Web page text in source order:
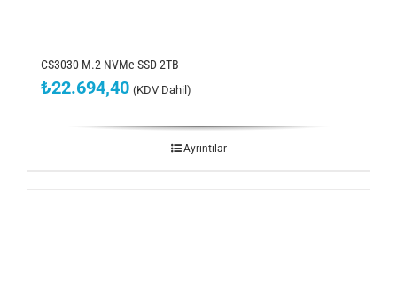
CS3030 M.2 NVMe SSD 2TB
₺22.694,40 (KDV Dahil)
Ayrıntılar